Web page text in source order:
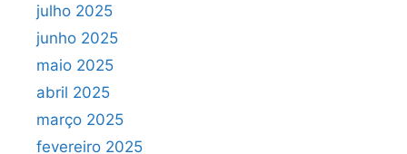
julho 2025
junho 2025
maio 2025
abril 2025
março 2025
fevereiro 2025